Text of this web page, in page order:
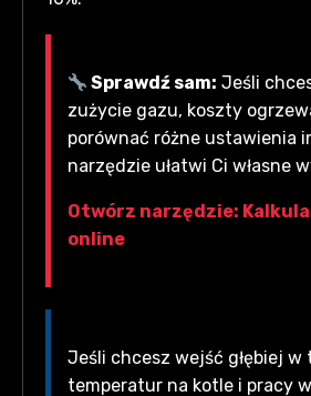
Sprawdź sam: Jeśli
zużycie gazu, koszty
porównać różne ustawienia
narzędzie ułatwi Ci własne
Otwórz narzędzie:
online
Jeśli chcesz wejść głębiej w
temperatur na kotle i pracy